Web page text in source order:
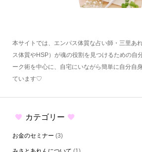
本サイトでは、エンパス体質な占い師・三里あ
ス体質やHSP）が魂の役割を見つけるための自
ーク術を中心に、自宅にいながら簡単に自分自
ています♡
カテゴリー
お金のセミナー (3)